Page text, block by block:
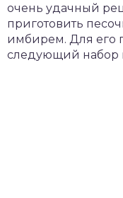
очень удачный
приготовить
имбирем. Для его
следующий набор